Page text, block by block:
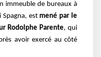
immeuble de bureaux à
Spagna, est mené par le
Rodolphe Parente, qui
avoir exercé au côté